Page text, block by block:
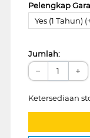
Pelengkap
Yes (1 Tahun)
Jumlah:
− +
Ketersediaan